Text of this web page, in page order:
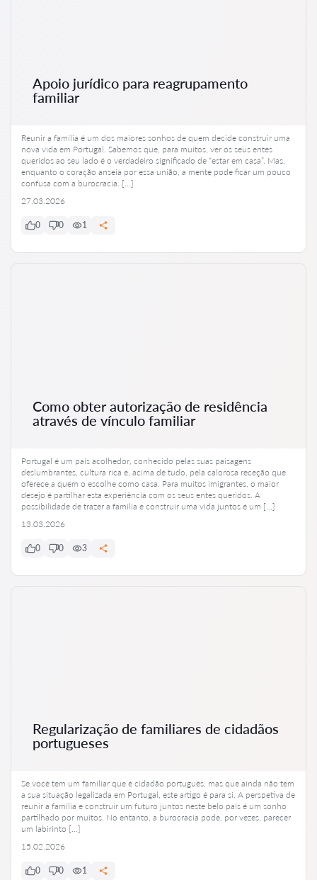
Apoio jurídico para reagrupamento
familiar
Reunir a família é um dos maiores sonhos de quem decide construir uma
nova vida em Portugal. Sabemos que, para muitos, ver os seus entes
queridos ao seu lado é o verdadeiro significado de “estar em casa”. Mas,
enquanto o coração anseia por essa união, a mente pode ficar um pouco
confusa com a burocracia. […]
27.03.2026
0 0 1
Como obter autorização de residência
através de vínculo familiar
Portugal é um país acolhedor, conhecido pelas suas paisagens
deslumbrantes, cultura rica e, acima de tudo, pela calorosa receção que
oferece a quem o escolhe como casa. Para muitos imigrantes, o maior
desejo é partilhar esta experiência com os seus entes queridos. A
possibilidade de trazer a família e construir uma vida juntos é um […]
13.03.2026
0 0 3
Regularização de familiares de cidadãos
portugueses
Se você tem um familiar que é cidadão português, mas que ainda não tem
a sua situação legalizada em Portugal, este artigo é para si. A perspetiva de
reunir a família e construir um futuro juntos neste belo país é um sonho
partilhado por muitos. No entanto, a burocracia pode, por vezes, parecer
um labirinto […]
15.02.2026
0 0 1